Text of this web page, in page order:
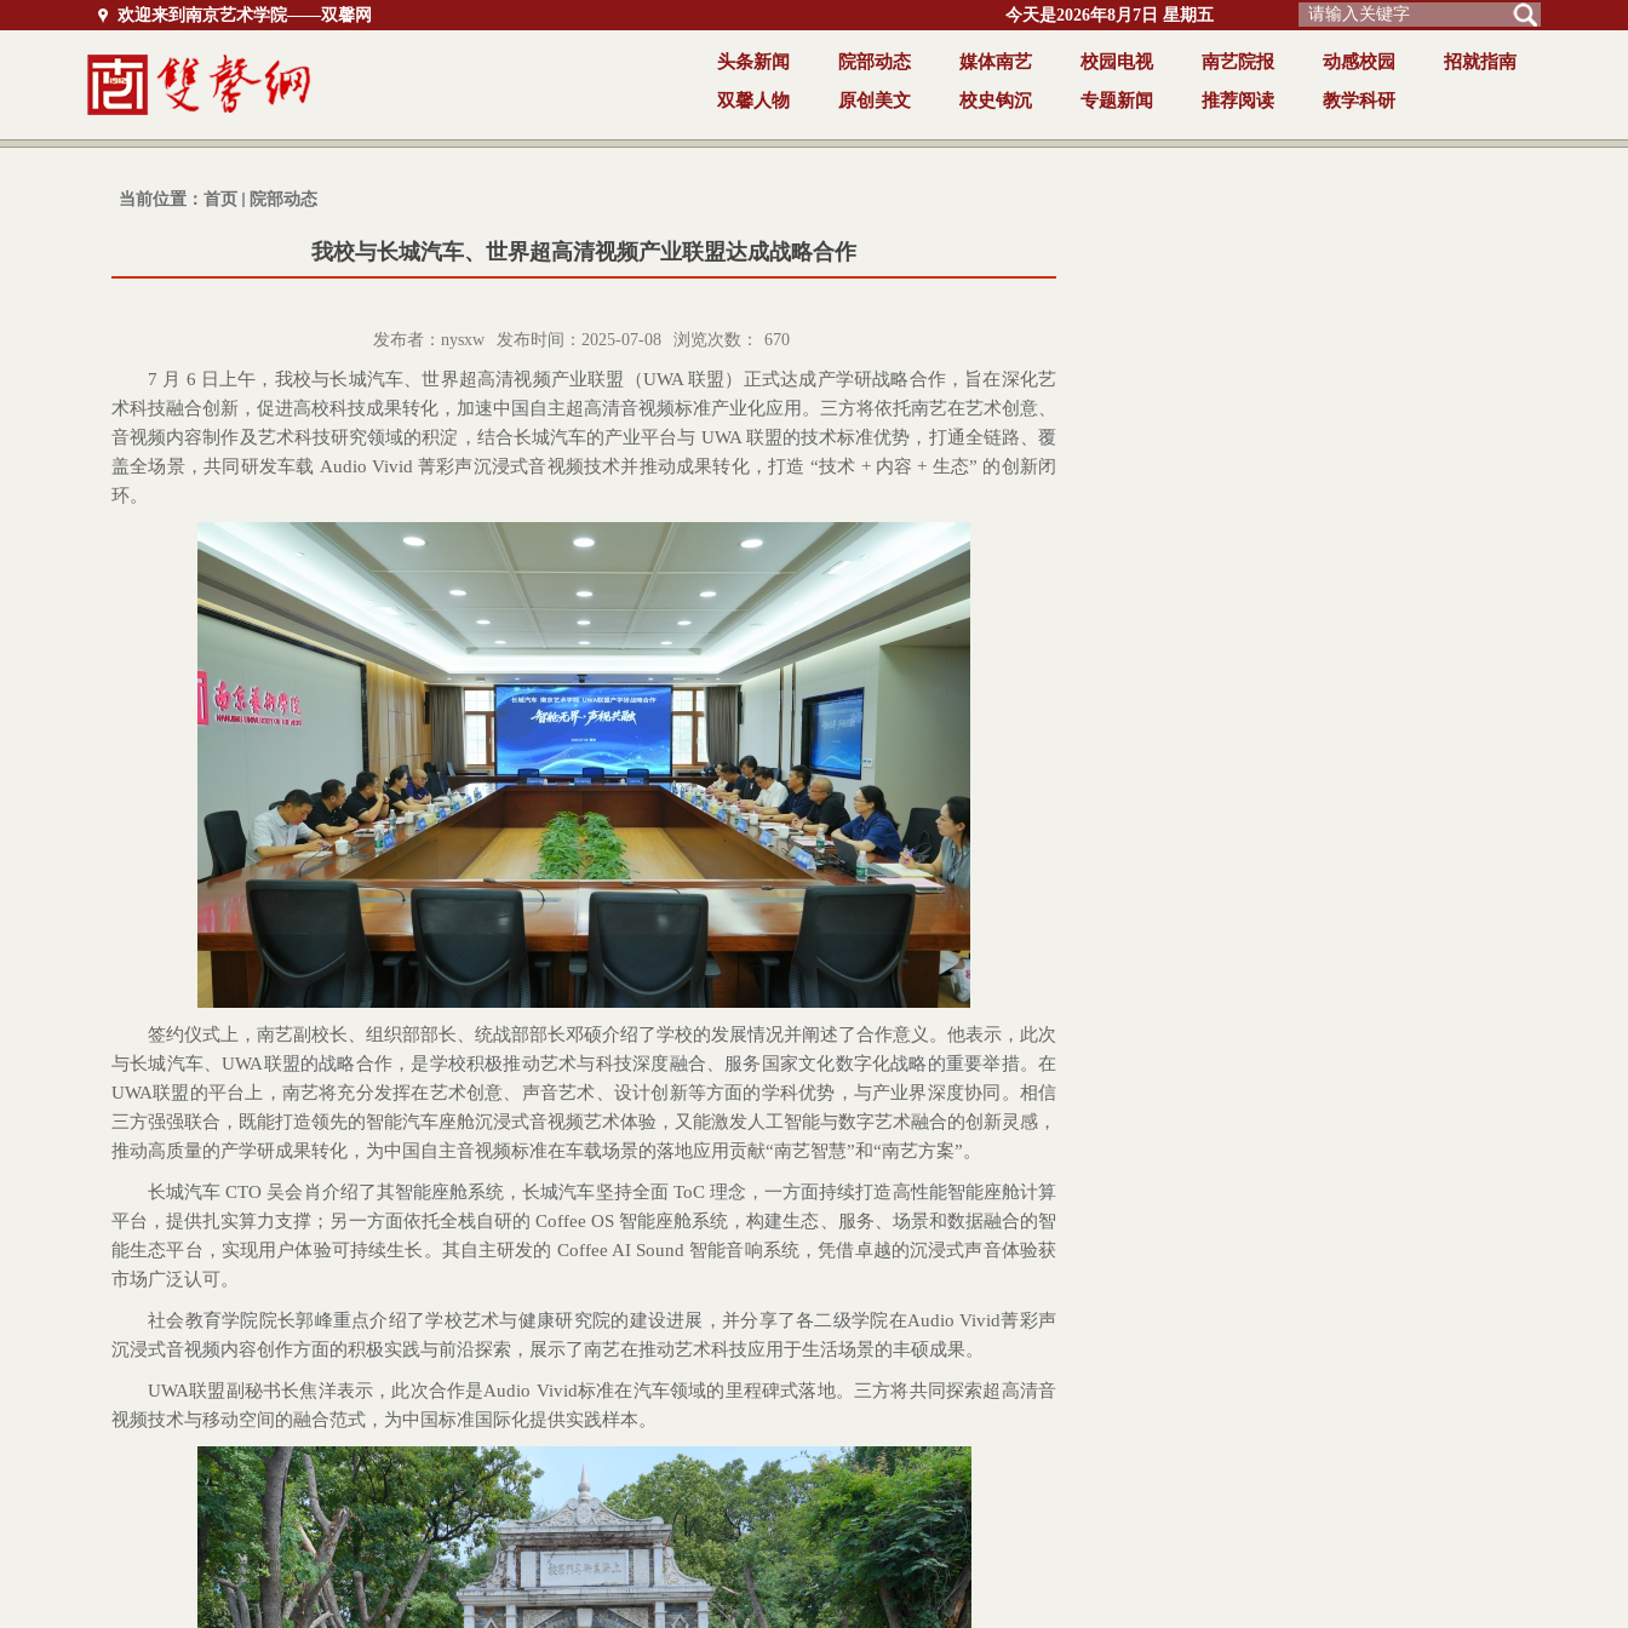
欢迎来到南京艺术学院——双馨网 今天是2026年8月7日 星期五
头条新闻 院部动态 媒体南艺 校园电视 南艺院报 动感校园
招就指南
双馨人物
原创美文 校史钩沉 专题新闻 推荐阅读 教学科研
当前位置： 首页 院部动态
我校与长城汽车、世界超高清视频产业联盟达成战略合作
发布者：nysxw 发布时间：2025-07-08 浏览次数： 670
7 月 6 日上午，我校与长城汽车、世界超高清视频产业联盟（UWA 联盟）正式达成产学研战略合作，旨在深化艺
术科技融合创新，促进高校科技成果转化，加速中国自主超高清音视频标准产业化应用。三方将依托南艺在艺术创意、
音视频内容制作及艺术科技研究领域的积淀，结合长城汽车的产业平台与 UWA 联盟的技术标准优势，打通全链路、覆
盖全场景，共同研发车载 Audio Vivid 菁彩声沉浸式音视频技术并推动成果转化，打造 “技术 + 内容 + 生态” 的创新闭
环。
签约仪式上， 南艺副校长、组织部部长、统战部部长邓硕介绍了学校的发展情况并阐述了合作意义。他表示，此次
与长城汽车、UWA联盟的战略合作，是学校积极推动艺术与科技深度融合、服务国家文化数字化战略的重要举措。在
UWA联盟的平台上，南艺将充分发挥在艺术创意、声音艺术、设计创新等方面的学科优势，与产业界深度协同。相信
三方强强联合，既能打造领先的智能汽车座舱沉浸式音视频艺术体验，又能激发人工智能与数字艺术融合的创新灵感，
推动高质量的产学研成果转化，为中国自主音视频标准在车载场景的落地应用贡献“南艺智慧”和“南艺方案”。
长城汽车 CTO 吴会肖介绍了其智能座舱系统，长城汽车坚持全面 ToC 理念，一方面持续打造高性能智能座舱计算
平台，提供扎实算力支撑；另一方面依托全栈自研的 Coffee OS 智能座舱系统，构建生态、服务、场景和数据融合的智
能生态平台，实现用户体验可持续生长。其自主研发的 Coffee AI Sound 智能音响系统，凭借卓越的沉浸式声音体验获
市场广泛认可。
社会教育学院院长郭峰重点介绍了学校艺术与健康研究院的建设进展，并分享了各二级学院在Audio Vivid菁彩声
沉浸式音视频内容创作方面的积极实践与前沿探索，展示了南艺在推动艺术科技应用于生活场景的丰硕成果。
UWA联盟副秘书长焦洋表示，此次合作是Audio Vivid标准在汽车领域的里程碑式落地。三方将共同探索超高清音
视频技术与移动空间的融合范式，为中国标准国际化提供实践样本。